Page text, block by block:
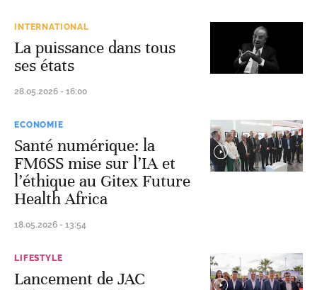
INTERNATIONAL
La puissance dans tous
ses états
28.05.2026 - 16:00
ECONOMIE
Santé numérique: la
FM6SS mise sur l’IA et
l’éthique au Gitex Future
Health Africa
18.05.2026 - 13:54
LIFESTYLE
Lancement de JAC